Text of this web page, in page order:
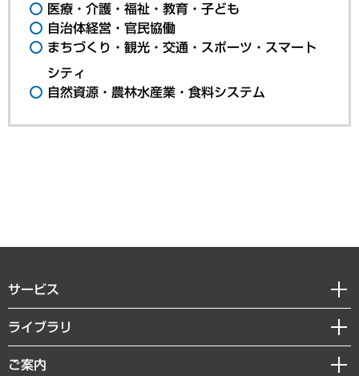
医療・介護・福祉・教育・子ども
自治体経営・官民協働
まちづくり・観光・交通・スポーツ・スマート
シティ
自然資源・農林水産業・食料システム
サービス
経営戦略
組織・人事戦略
デジタルイノベーション
ライブラリ
経済調査
ご案内